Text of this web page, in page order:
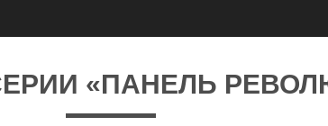
«ПАНЕЛЬ